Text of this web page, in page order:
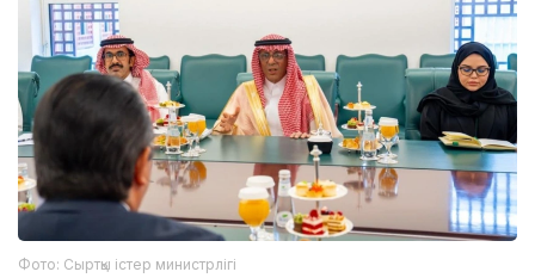
Фото: Сыртқы істер министрлігі